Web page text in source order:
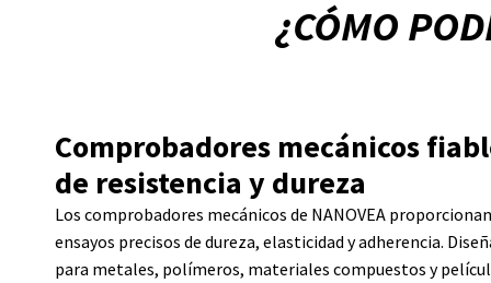
¿CÓMO
Comprobadores mecánicos
de resistencia y dureza
Los comprobadores mecánicos de NANOVEA proporcionan
ensayos precisos de dureza, elasticidad y adherencia.
para metales, polímeros, materiales compuestos y